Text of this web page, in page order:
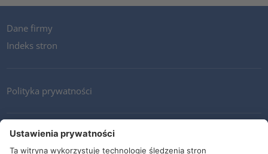
Dane firmy
Indeks stron
Polityka prywatności